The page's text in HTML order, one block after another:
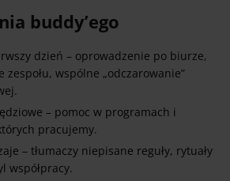
buddy’ego
dzień – oprowadzenie po biurze,
zespołu, wspólne „odczarowanie”
– pomoc w programach i
pracujemy.
– tłumaczy niepisane reguły, rytuały
współpracy.